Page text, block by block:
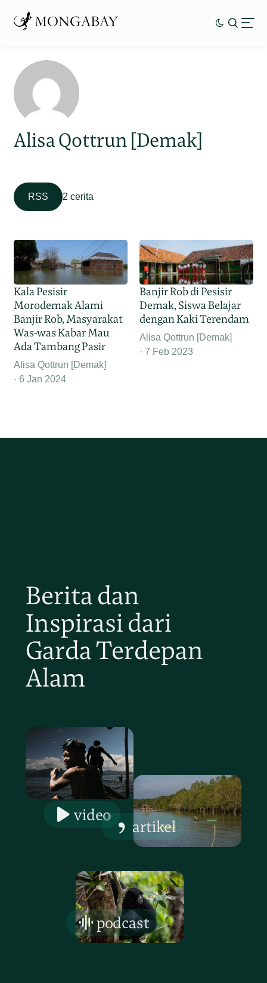
Alisa Qottrun [Demak]
RSS 2 cerita
Kala Pesisir
Morodemak Alami
Banjir Rob, Masyarakat
Was-was Kabar Mau
Ada Tambang Pasir
Alisa Qottrun [Demak]
6 Jan 2024
Banjir Rob di Pesisir
Demak, Siswa Belajar
dengan Kaki Terendam
Alisa Qottrun [Demak]
7 Feb 2023
Berita dan
Inspirasi dari
Garda Terdepan
Alam
video
artikel
podcast